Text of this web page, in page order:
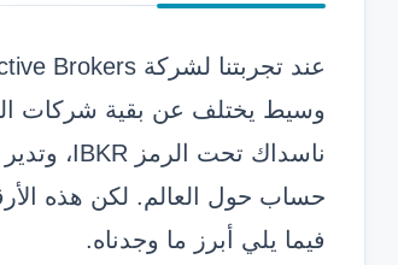
وسيط يختلف عن بقية شركات
حساب حول العالم. لكن هذه
فيما يلي أبرز ما وجدناه.